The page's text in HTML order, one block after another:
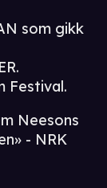
som gikk
Festival.
Neesons
- NRK